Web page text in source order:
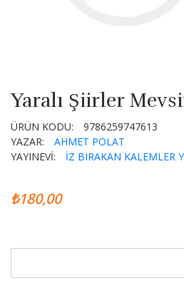
Yaralı Şiirler
ÜRÜN KODU:
9786259747613
YAZAR:
AHMET POLAT
YAYINEVİ:
İZ BIRAKAN KALEMLER
₺180,00